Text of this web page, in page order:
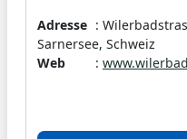
Sarnersee. Der
Berge bis in die
Wilderbad Spa &
Adresse :
Sarnersee, Schweiz
Web
: